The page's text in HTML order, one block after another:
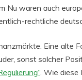
Nu waren auch
rechtliche
Eine alte
sonst solcher
. Wie diese